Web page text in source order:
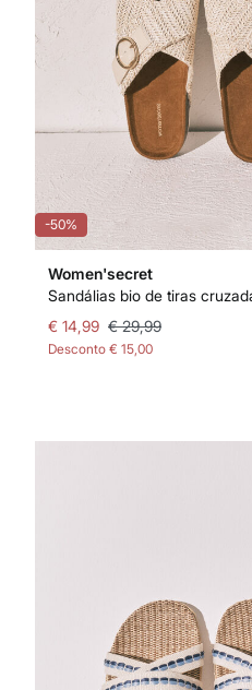
-50%
Women'secret
Sandálias bio de tiras
€ 14,99 € 29,99
Desconto € 15,00